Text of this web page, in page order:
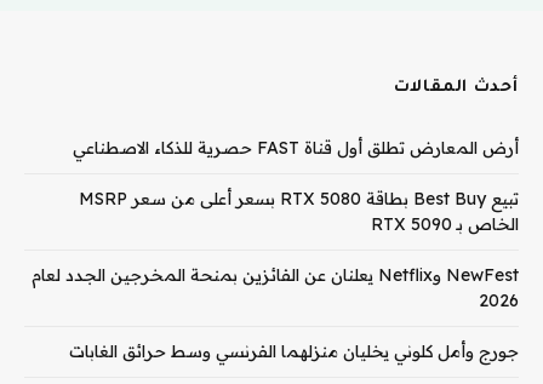
أحدث المقالات
أرض المعارض تطلق أول قناة FAST حصرية للذكاء الاصطناعي
تبيع Best Buy بطاقة RTX 5080 بسعر أعلى من سعر MSRP
الخاص بـ RTX 5090
NewFest وNetflix يعلنان عن الفائزين بمنحة المخرجين الجدد لعام
2026
جورج وأمل كلوني يخليان منزلهما الفرنسي وسط حرائق الغابات